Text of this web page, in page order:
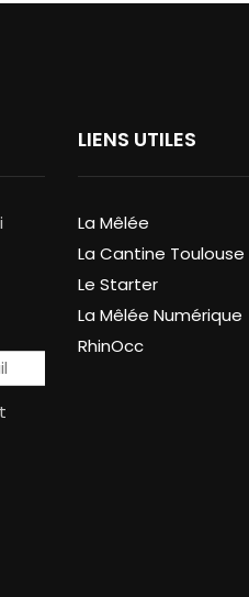
LIENS UTILES
La Mêlée
La Cantine Toulouse
Le Starter
La Mêlée Numérique
RhinOcc